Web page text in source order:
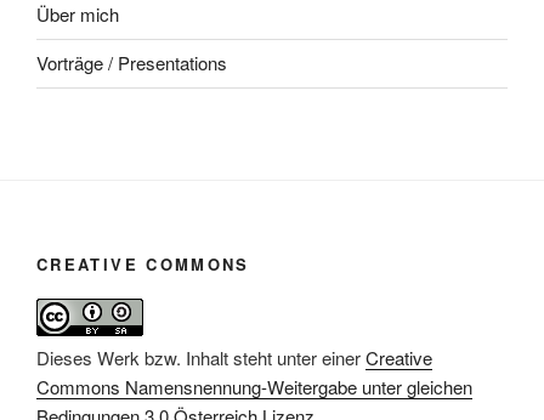
Über mich
Vorträge / Presentations
CREATIVE COMMONS
Dieses Werk bzw. Inhalt steht unter einerCreative
Commons Namensnennung-Weitergabe unter gleichen